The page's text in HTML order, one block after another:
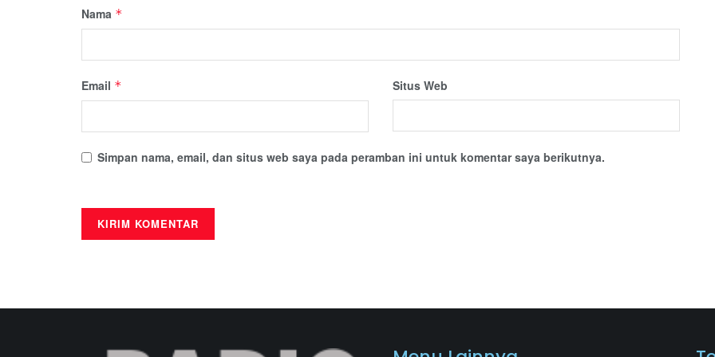
Nama *
Email * Situs Web
Simpan nama, email, dan situs web saya pada peramban ini untuk komentar saya berikutnya.